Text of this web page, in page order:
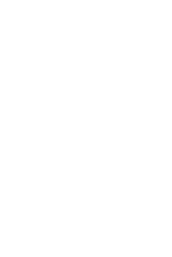
Med REX-
avancerad